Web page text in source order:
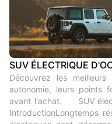
SUV ÉLECTRIQUE
Découvrez les
autonomie, leurs points
avant l'achat. SUV
IntroductionLongtemps